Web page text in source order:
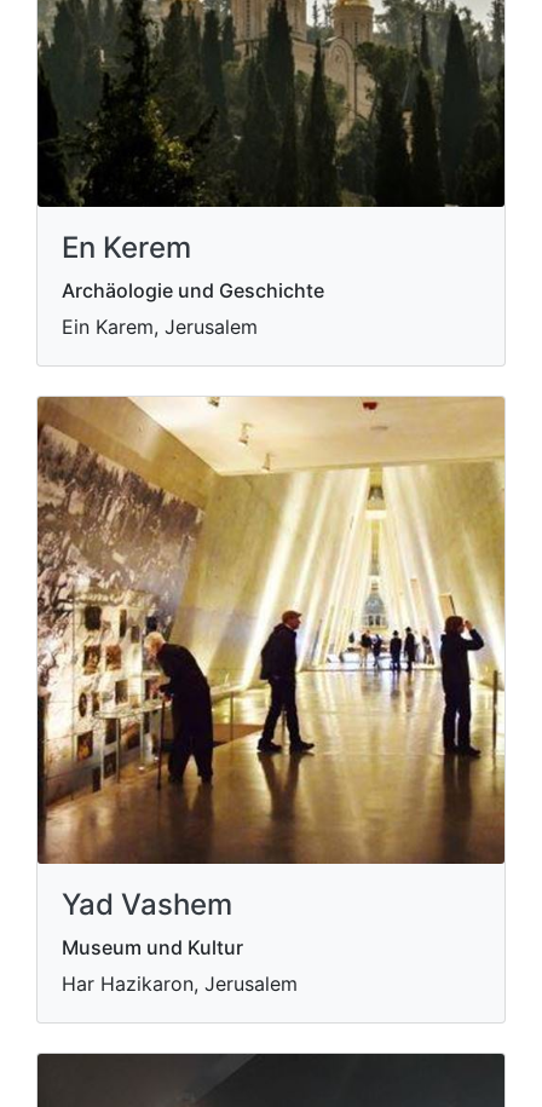
En Kerem
Archäologie und Geschichte
Ein Karem, Jerusalem
Yad Vashem
Museum und Kultur
Har Hazikaron, Jerusalem